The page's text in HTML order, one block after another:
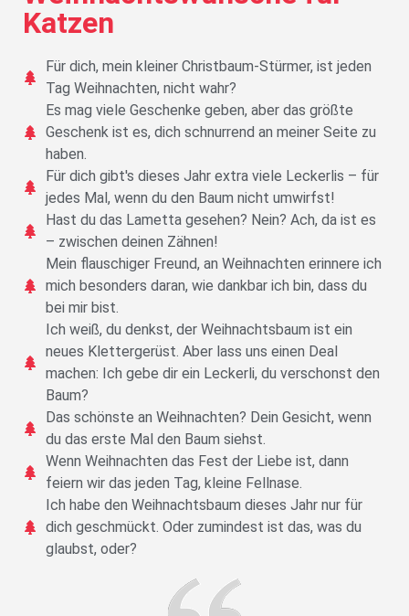
Katzen
Für dich, mein kleiner Christbaum-Stürmer, ist jeden
Tag Weihnachten, nicht wahr?
Es mag viele Geschenke geben, aber das größte
Geschenk ist es, dich schnurrend an meiner Seite zu
haben.
Für dich gibt's dieses Jahr extra viele Leckerlis – für
jedes Mal, wenn du den Baum nicht umwirfst!
Hast du das Lametta gesehen? Nein? Ach, da ist es
– zwischen deinen Zähnen!
Mein flauschiger Freund, an Weihnachten erinnere ich
mich besonders daran, wie dankbar ich bin, dass du
bei mir bist.
Ich weiß, du denkst, der Weihnachtsbaum ist ein
neues Klettergerüst. Aber lass uns einen Deal
machen: Ich gebe dir ein Leckerli, du verschonst den
Baum?
Das schönste an Weihnachten? Dein Gesicht, wenn
du das erste Mal den Baum siehst.
Wenn Weihnachten das Fest der Liebe ist, dann
feiern wir das jeden Tag, kleine Fellnase.
Ich habe den Weihnachtsbaum dieses Jahr nur für
dich geschmückt. Oder zumindest ist das, was du
glaubst, oder?